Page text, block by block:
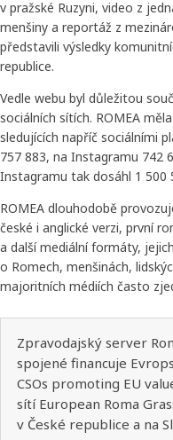
v pražské Ruzyni, video z
menšiny a reportáž z
představili výsledky
republice.
Vedle webu byl důležitou
sociálních sítích. ROMEA
sledujících napříč sociálními
757 883, na Instagramu 742
Instagramu tak dosáhl 1 500
ROMEA dlouhodobě
české i anglické verzi, první
a další mediální formáty,
o Romech, menšinách,
majoritních médiích často
Zpravodajský server
spojené financuje
CSOs promoting EU
sítí European Roma
v České republice a na